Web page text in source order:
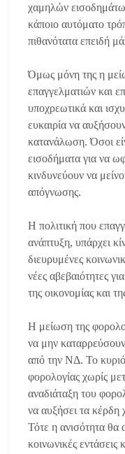
χαμηλών
κάποιο αυτόματο
πιθανότατα επειδή
Όμως μόνη της η
επαγγελματιών και
υποχρεωτικά και
ευκαιρία να
κατανάλωση. Όσοι
εισοδήματα για να
κινδυνεύουν να
απόγνωσης.
Η πολιτική που
ανάπτυξη, υπάρχει
διευρυμένες
νέες αβεβαιότητες
της οικονομίας και
Η μείωση της
να μην
από την ΝΔ. Το
φορολογίας χωρίς
αναδιάταξη του
να αυξήσει τα κέρδη
Τότε η ανισότητα θα
κοινωνικές